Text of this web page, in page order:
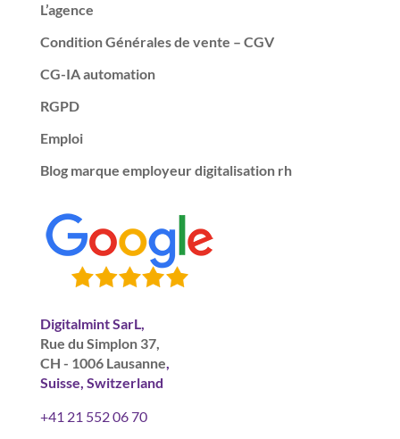
L’agence
Condition Générales de vente – CGV
CG-IA automation
RGPD
Emploi
Blog marque employeur digitalisation rh
Digitalmint SarL,
Rue du Simplon 37,
CH - 1006 Lausanne,
Suisse, Switzerland
+41 21 552 06 70